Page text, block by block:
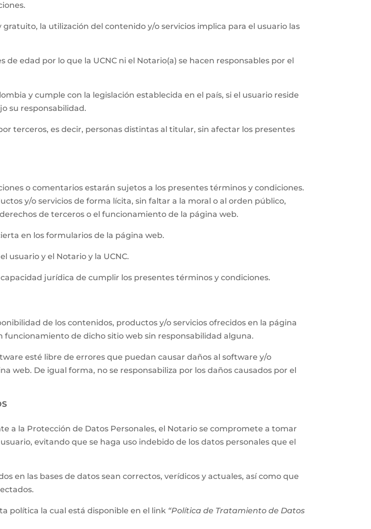
la utilización del contenido y/o servicios implica para el usuario las
edad por lo que la UCNC ni el Notario(a) se hacen responsables por el
y cumple con la legislación establecida en el país, si el usuario reside
su responsabilidad.
terceros, es decir, personas distintas al titular, sin afectar los presentes
o comentarios estarán sujetos a los presentes términos y condiciones.
y/o servicios de forma lícita, sin faltar a la moral o al orden público,
de terceros o el funcionamiento de la página web.
en los formularios de la página web.
usuario y el Notario y la UCNC.
jurídica de cumplir los presentes términos y condiciones.
de los contenidos, productos y/o servicios ofrecidos en la página
de dicho sitio web sin responsabilidad alguna.
esté libre de errores que puedan causar daños al software y/o
web. De igual forma, no se responsabiliza por los daños causados por el
a la Protección de Datos Personales, el Notario se compromete a tomar
evitando que se haga uso indebido de los datos personales que el
en las bases de datos sean correctos, verídicos y actuales, así como que
política la cual está disponible en el link “Política de Tratamiento de Datos